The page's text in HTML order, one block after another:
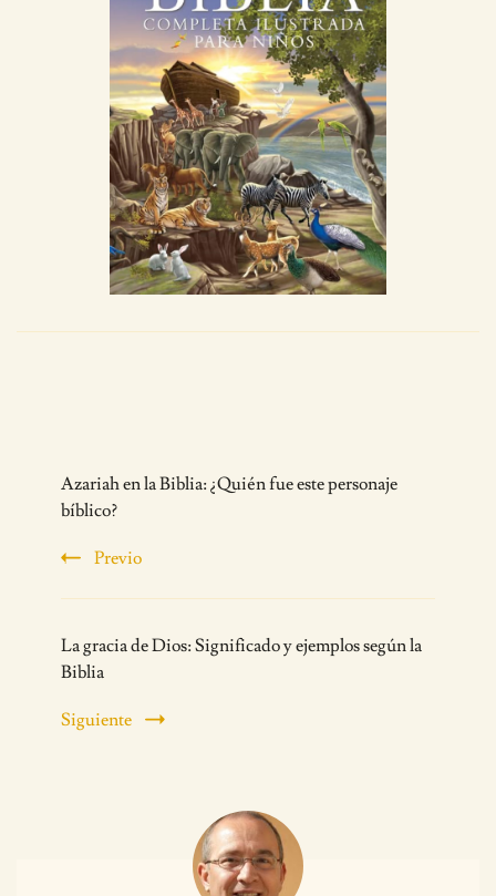
Navigation
Azariah en la Biblia: ¿Quién fue este personaje
bíblico?
Previo
La gracia de Dios: Significado y ejemplos según la
Biblia
Siguiente